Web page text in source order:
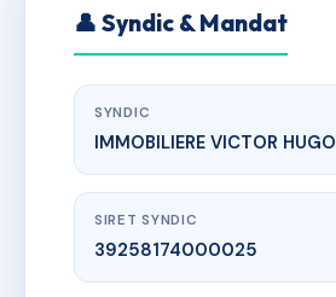
👤 Syndic & Mandat
SYNDIC
IMMOBILIERE VICTOR HUGO
SIRET SYNDIC
39258174000025